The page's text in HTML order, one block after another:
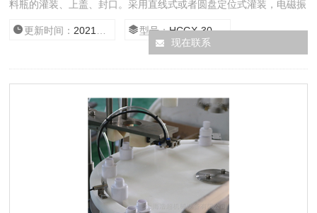
料瓶的灌装、上盖、封口。采用直线式或者圆盘定位式灌装，电磁振
（轧）盖合二为一，结构紧凑，符合GMP标准。
更新时间： 2021/1/18 12:58:39 型号：HCGX-30/500
现在联系